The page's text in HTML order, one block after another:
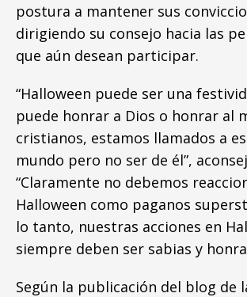
postura a mantener sus
dirigiendo su consejo hacia las
que aún desean participar.
“Halloween puede ser una
puede honrar a Dios o honrar al
cristianos, estamos llamados a
mundo pero no ser de él”,
“Claramente no debemos
Halloween como paganos
lo tanto, nuestras acciones en
siempre deben ser sabias y
Según la publicación del blog de